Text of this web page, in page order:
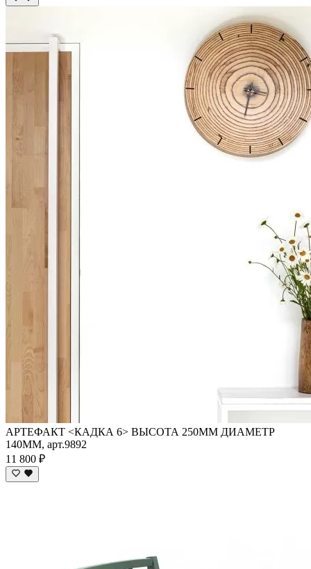
АРТЕФАКТ <КАДКА 6> ВЫСОТА 250ММ ДИАМЕТР
140ММ, арт.9892
11 800 ₽